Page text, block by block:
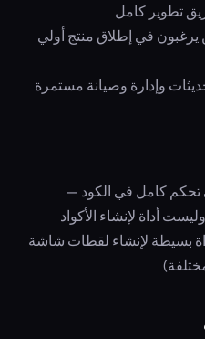
تطوير كامل
يرغبون في إطلاق منتج أولي
وإدارة وصيانة مستمرة
تحكم كامل في الكود —
بسيطة لإنشاء لقطات شاشة